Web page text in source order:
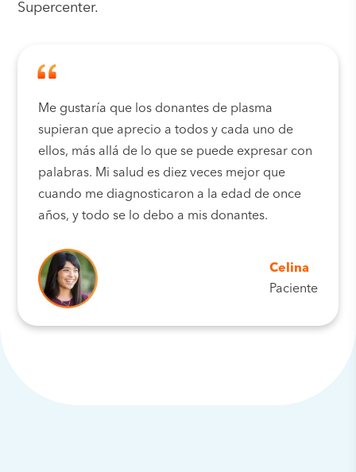
Supercenter.
Me gustaría que los donantes de plasma
supieran que aprecio a todos y cada uno de
ellos, más allá de lo que se puede expresar con
palabras. Mi salud es diez veces mejor que
cuando me diagnosticaron a la edad de once
años, y todo se lo debo a mis donantes.
Celina
Paciente